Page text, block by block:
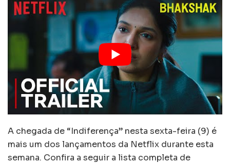
A chegada de “Indiferença” nesta sexta-feira (9) é
mais um dos lançamentos da Netflix durante esta
semana. Confira a seguir a lista completa de